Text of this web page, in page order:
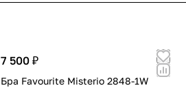
7 500 ₽
Бра Favourite Misterio 2848-1W